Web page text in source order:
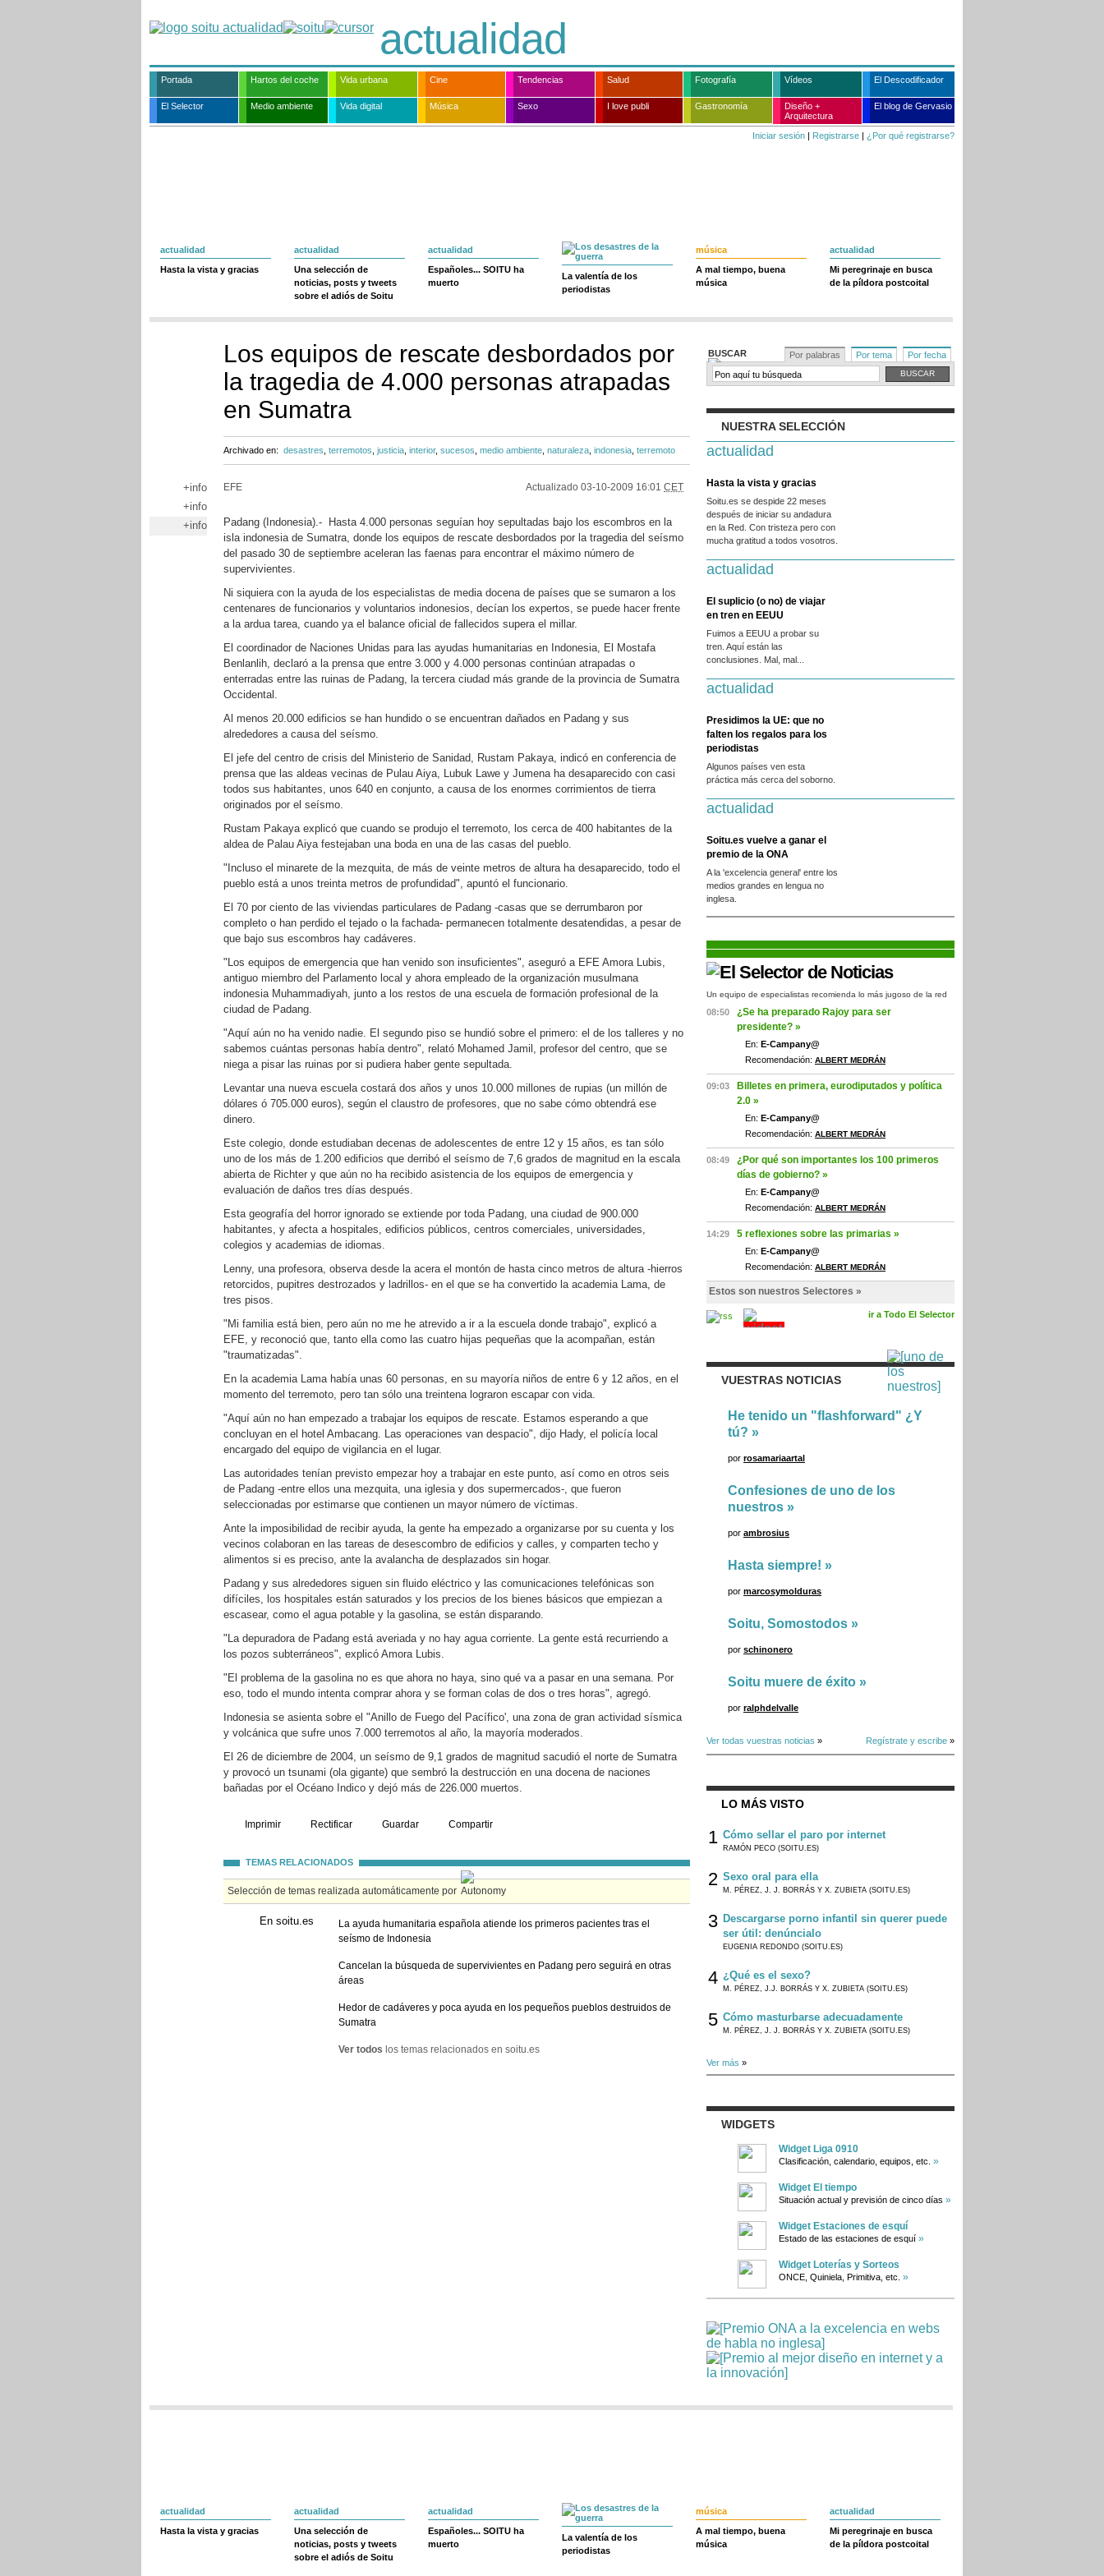
actualidad
Portada Hartos del coche Vida urbana Cine Tendencias Salud Fotografía Vídeos El Descodificador
El Selector Medio ambiente Vida digital Música Sexo I love publi Gastronomía
Diseño +
Arquitectura
El blog de Gervasio
Iniciar sesión | Registrarse | ¿Por qué registrarse?
actualidad
Hasta la vista y gracias
actualidad
Una selección de
noticias, posts y tweets
sobre el adiós de Soitu
actualidad
Españoles... SOITU ha
muerto
La valentía de los
periodistas
música
A mal tiempo, buena
música
actualidad
Mi peregrinaje en busca
de la píldora postcoital
Los equipos de rescate desbordados por
la tragedia de 4.000 personas atrapadas
en Sumatra
Archivado en: desastres terremotos justicia interior, sucesos medio ambiente naturaleza indonesia terremoto
+info
+info
+info
EFE Actualizado 03-10-2009 16:01 CET
Padang (Indonesia).- Hasta 4.000 personas seguían hoy sepultadas bajo los escombros en la
isla indonesia de Sumatra, donde los equipos de rescate desbordados por la tragedia del seísmo
del pasado 30 de septiembre aceleran las faenas para encontrar el máximo número de
supervivientes.
Ni siquiera con la ayuda de los especialistas de media docena de países que se sumaron a los
centenares de funcionarios y voluntarios indonesios, decían los expertos, se puede hacer frente
a la ardua tarea, cuando ya el balance oficial de fallecidos supera el millar.
El coordinador de Naciones Unidas para las ayudas humanitarias en Indonesia, El Mostafa
Benlanlih, declaró a la prensa que entre 3.000 y 4.000 personas continúan atrapadas o
enterradas entre las ruinas de Padang, la tercera ciudad más grande de la provincia de Sumatra
Occidental.
Al menos 20.000 edificios se han hundido o se encuentran dañados en Padang y sus
alrededores a causa del seísmo.
El jefe del centro de crisis del Ministerio de Sanidad, Rustam Pakaya, indicó en conferencia de
prensa que las aldeas vecinas de Pulau Aiya, Lubuk Lawe y Jumena ha desaparecido con casi
todos sus habitantes, unos 640 en conjunto, a causa de los enormes corrimientos de tierra
originados por el seísmo.
Rustam Pakaya explicó que cuando se produjo el terremoto, los cerca de 400 habitantes de la
aldea de Palau Aiya festejaban una boda en una de las casas del pueblo.
"Incluso el minarete de la mezquita, de más de veinte metros de altura ha desaparecido, todo el
pueblo está a unos treinta metros de profundidad", apuntó el funcionario.
El 70 por ciento de las viviendas particulares de Padang -casas que se derrumbaron por
completo o han perdido el tejado o la fachada- permanecen totalmente desatendidas, a pesar de
que bajo sus escombros hay cadáveres.
"Los equipos de emergencia que han venido son insuficientes", aseguró a EFE Amora Lubis,
antiguo miembro del Parlamento local y ahora empleado de la organización musulmana
indonesia Muhammadiyah, junto a los restos de una escuela de formación profesional de la
ciudad de Padang.
"Aquí aún no ha venido nadie. El segundo piso se hundió sobre el primero: el de los talleres y no
sabemos cuántas personas había dentro", relató Mohamed Jamil, profesor del centro, que se
niega a pisar las ruinas por si pudiera haber gente sepultada.
Levantar una nueva escuela costará dos años y unos 10.000 millones de rupias (un millón de
dólares ó 705.000 euros), según el claustro de profesores, que no sabe cómo obtendrá ese
dinero.
Este colegio, donde estudiaban decenas de adolescentes de entre 12 y 15 años, es tan sólo
uno de los más de 1.200 edificios que derribó el seísmo de 7,6 grados de magnitud en la escala
abierta de Richter y que aún no ha recibido asistencia de los equipos de emergencia y
evaluación de daños tres días después.
Esta geografía del horror ignorado se extiende por toda Padang, una ciudad de 900.000
habitantes, y afecta a hospitales, edificios públicos, centros comerciales, universidades,
colegios y academias de idiomas.
Lenny, una profesora, observa desde la acera el montón de hasta cinco metros de altura -hierros
retorcidos, pupitres destrozados y ladrillos- en el que se ha convertido la academia Lama, de
tres pisos.
"Mi familia está bien, pero aún no me he atrevido a ir a la escuela donde trabajo", explicó a
EFE, y reconoció que, tanto ella como las cuatro hijas pequeñas que la acompañan, están
"traumatizadas".
En la academia Lama había unas 60 personas, en su mayoría niños de entre 6 y 12 años, en el
momento del terremoto, pero tan sólo una treintena lograron escapar con vida.
"Aquí aún no han empezado a trabajar los equipos de rescate. Estamos esperando a que
concluyan en el hotel Ambacang. Las operaciones van despacio", dijo Hady, el policía local
encargado del equipo de vigilancia en el lugar.
Las autoridades tenían previsto empezar hoy a trabajar en este punto, así como en otros seis
de Padang -entre ellos una mezquita, una iglesia y dos supermercados-, que fueron
seleccionadas por estimarse que contienen un mayor número de víctimas.
Ante la imposibilidad de recibir ayuda, la gente ha empezado a organizarse por su cuenta y los
vecinos colaboran en las tareas de desescombro de edificios y calles, y comparten techo y
alimentos si es preciso, ante la avalancha de desplazados sin hogar.
Padang y sus alrededores siguen sin fluido eléctrico y las comunicaciones telefónicas son
difíciles, los hospitales están saturados y los precios de los bienes básicos que empiezan a
escasear, como el agua potable y la gasolina, se están disparando.
"La depuradora de Padang está averiada y no hay agua corriente. La gente está recurriendo a
los pozos subterráneos", explicó Amora Lubis.
"El problema de la gasolina no es que ahora no haya, sino qué va a pasar en una semana. Por
eso, todo el mundo intenta comprar ahora y se forman colas de dos o tres horas", agregó.
Indonesia se asienta sobre el "Anillo de Fuego del Pacífico', una zona de gran actividad sísmica
y volcánica que sufre unos 7.000 terremotos al año, la mayoría moderados.
El 26 de diciembre de 2004, un seísmo de 9,1 grados de magnitud sacudió el norte de Sumatra
y provocó un tsunami (ola gigante) que sembró la destrucción en una docena de naciones
bañadas por el Océano Indico y dejó más de 226.000 muertos.
Imprimir Rectificar Guardar Compartir
TEMAS RELACIONADOS
Selección de temas realizada automáticamente por
En soitu.es
La ayuda humanitaria española atiende los primeros pacientes tras el
seísmo de Indonesia
Cancelan la búsqueda de supervivientes en Padang pero seguirá en otras
áreas
Hedor de cadáveres y poca ayuda en los pequeños pueblos destruidos de
Sumatra
Ver todos los temas relacionados en soitu.es
BUSCAR Por palabras Por tema Por fecha
NUESTRA SELECCIÓN
actualidad
Hasta la vista y gracias
Soitu.es se despide 22 meses
después de iniciar su andadura
en la Red. Con tristeza pero con
mucha gratitud a todos vosotros.
actualidad
El suplicio (o no) de viajar
en tren en EEUU
Fuimos a EEUU a probar su
tren. Aquí están las
conclusiones. Mal, mal...
actualidad
Presidimos la UE: que no
falten los regalos para los
periodistas
Algunos países ven esta
práctica más cerca del soborno.
actualidad
Soitu.es vuelve a ganar el
premio de la ONA
A la 'excelencia general' entre los
medios grandes en lengua no
inglesa.
Un equipo de especialistas recomienda lo más jugoso de la red
08:50
¿Se ha preparado Rajoy para ser
presidente? »
En: E-Campany@
Recomendación: ALBERT MEDRÁN
09:03
Billetes en primera, eurodiputados y política
2.0 »
En: E-Campany@
Recomendación: ALBERT MEDRÁN
08:49
¿Por qué son importantes los 100 primeros
días de gobierno? »
En: E-Campany@
Recomendación: ALBERT MEDRÁN
14:29 5 reflexiones sobre las primarias »
En: E-Campany@
Recomendación: ALBERT MEDRÁN
Estos son nuestros Selectores »
ir a Todo El Selector
VUESTRAS NOTICIAS
He tenido un "flashforward" ¿Y
tú? »
por rosamariaartal
Confesiones de uno de los
nuestros »
por ambrosius
Hasta siempre! »
por marcosymolduras
Soitu, Somostodos »
por schinonero
Soitu muere de éxito »
por ralphdelvalle
Ver todas vuestras noticias » Regístrate y escribe »
LO MÁS VISTO
1 Cómo sellar el paro por internet
RAMÓN PECO (SOITU.ES)
2 Sexo oral para ella
M. PÉREZ, J. J. BORRÁS Y X. ZUBIETA (SOITU.ES)
3 Descargarse porno infantil sin querer puede
ser útil: denúncialo
EUGENIA REDONDO (SOITU.ES)
4 ¿Qué es el sexo?
M. PÉREZ, J.J. BORRÁS Y X. ZUBIETA (SOITU.ES)
5 Cómo masturbarse adecuadamente
M. PÉREZ, J. J. BORRÁS Y X. ZUBIETA (SOITU.ES)
Ver más »
WIDGETS
Widget Liga 0910
Clasificación, calendario, equipos, etc. »
Widget El tiempo
Situación actual y previsión de cinco días »
Widget Estaciones de esquí
Estado de las estaciones de esquí »
Widget Loterías y Sorteos
ONCE, Quiniela, Primitiva, etc. »
actualidad
Hasta la vista y gracias
actualidad
Una selección de
noticias, posts y tweets
sobre el adiós de Soitu
actualidad
Españoles... SOITU ha
muerto
La valentía de los
periodistas
música
A mal tiempo, buena
música
actualidad
Mi peregrinaje en busca
de la píldora postcoital